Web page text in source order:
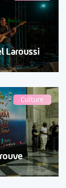
Laroussi
Culture